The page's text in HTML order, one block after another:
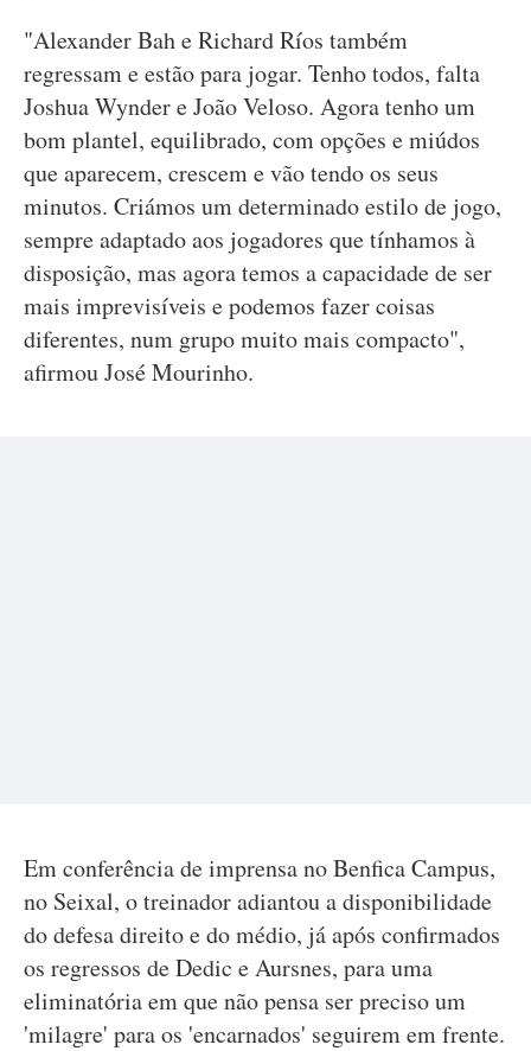
"Alexander Bah e Richard Ríos também
regressam e estão para jogar. Tenho todos, falta
Joshua Wynder e João Veloso. Agora tenho um
bom plantel, equilibrado, com opções e miúdos
que aparecem, crescem e vão tendo os seus
minutos. Criámos um determinado estilo de jogo,
sempre adaptado aos jogadores que tínhamos à
disposição, mas agora temos a capacidade de ser
mais imprevisíveis e podemos fazer coisas
diferentes, num grupo muito mais compacto",
afirmou José Mourinho.
Em conferência de imprensa no Benfica Campus,
no Seixal, o treinador adiantou a disponibilidade
do defesa direito e do médio, já após confirmados
os regressos de Dedic e Aursnes, para uma
eliminatória em que não pensa ser preciso um
'milagre' para os 'encarnados' seguirem em frente.